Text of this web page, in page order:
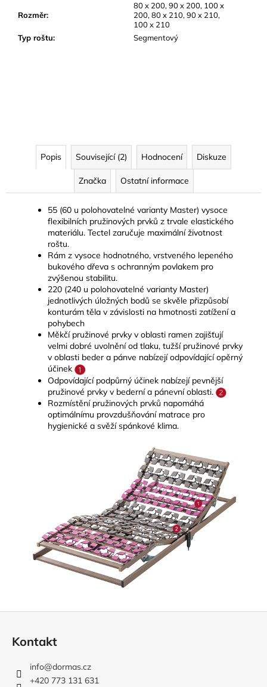
Rozměr:
80 x 200, 90 x 200, 100 x
200, 80 x 210, 90 x 210,
100 x 210
Typ roštu: Segmentový
Popis Související (2) Hodnocení Diskuze
Značka Ostatní informace
55 (60 u polohovatelné varianty Master) vysoce
flexibilních pružinových prvků z trvale elastického
materiálu. Tectel zaručuje maximální životnost
roštu.
Rám z vysoce hodnotného, vrstveného lepeného
bukového dřeva s ochranným povlakem pro
zvýšenou stabilitu.
220 (240 u polohovatelné varianty Master)
jednotlivých úložných bodů se skvěle přizpůsobí
konturám těla v závislosti na hmotnosti zatížení a
pohybech
Měkčí pružinové prvky v oblasti ramen zajišťují
velmi dobré uvolnění od tlaku, tužší pružinové prvky
v oblasti beder a pánve nabízejí odpovídající opěrný
účinek
Odpovídající podpůrný účinek nabízejí pevnější
pružinové prvky v bederní a pánevní oblasti.
Rozmístění pružinových prvků napomáhá
optimálnímu provzdušňování matrace pro
hygienické a svěží spánkové klima.
Kontakt
info@dormas.cz
+420 773 131 631